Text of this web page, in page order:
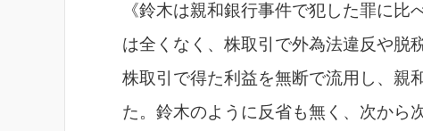
《鈴木は親和銀行事件で犯した罪に
は全くなく、株取引で外為法違反や脱
株取引で得た利益を無断で流用し、親
た。鈴木のように反省も無く、次から